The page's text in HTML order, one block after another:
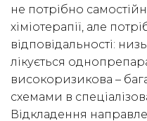
не потрібно
хіміотерапії, але
відповідальності:
лікується
високоризикова –
схемами в
Відкладення